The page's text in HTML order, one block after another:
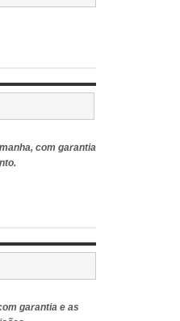
com garantia
garantia e as